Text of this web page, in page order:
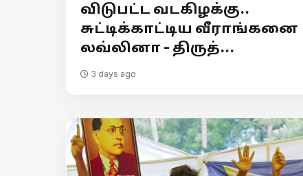
விடுபட்ட வடகிழக்கு..
சுட்டிக்காட்டிய வீராங்கனை
லவ்லினா - திருத்...
3 days ago